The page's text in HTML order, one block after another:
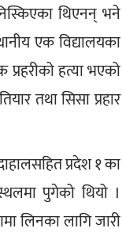
थिएनन् भने
एक विद्यालयका
हत्या भएको
तथा सिसा प्रहार
प्रदेश १ का
पुगेको थियो ।
लिनका लागि जारी